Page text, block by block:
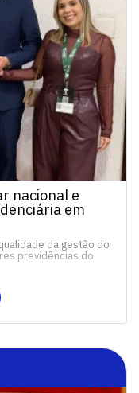
nacional e
em
da gestão do
previdências do